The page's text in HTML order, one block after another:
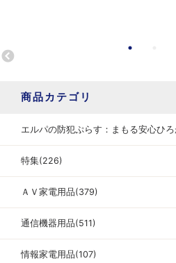
商品カテゴリ
エルパの防犯ぷらす：まもる安心ひ
特集(226)
ＡＶ家電用品(379)
通信機器用品(511)
情報家電用品(107)